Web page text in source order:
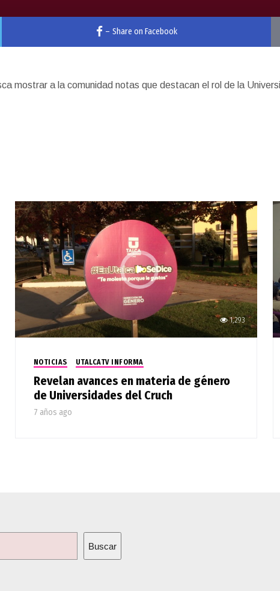
– Share on Facebook
mostrar a la comunidad notas que destacan el rol de la
1,293
NOTICIAS UTALCATV INFORMA
Revelan avances en materia de género
de Universidades del Cruch
7 años ago
Buscar